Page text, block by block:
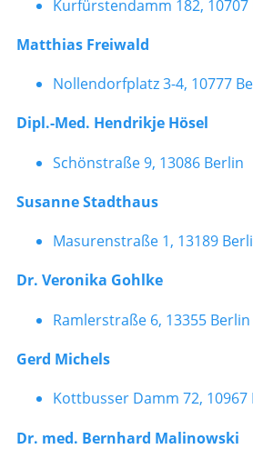
Kurfürstendamm 182, 10707
Matthias Freiwald
Nollendorfplatz 3-4, 10777
Dipl.-Med. Hendrikje Hösel
Schönstraße 9, 13086 Berlin
Susanne Stadthaus
Masurenstraße 1, 13189
Dr. Veronika Gohlke
Ramlerstraße 6, 13355 Berlin
Gerd Michels
Kottbusser Damm 72, 10967
Dr. med. Bernhard Malinowski